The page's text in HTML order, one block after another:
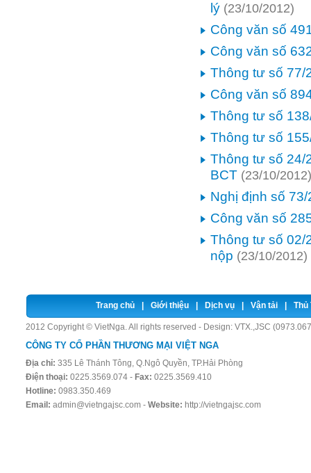
lý (23/10/2012)
Công văn số
Công văn số
Thông tư số 77/
Công văn số
Thông tư số
Thông tư số
Thông tư số 24/
BCT (23/10/2012)
Nghị định số
Công văn số
Thông tư số 02/
nộp (23/10/2012)
Trang chủ Giới thiệu Dịch vụ Vận tải Thủ
2012 Copyright © VietNga. All rights reserved - Design: VTX.,JSC
CÔNG TY CỔ PHẦN THƯƠNG MẠI VIỆT NGA
Địa chỉ: 335 Lê Thánh Tông, Q.Ngô Quyền, TP.Hải Phòng
Điện thoại: 0225.3569.074 - Fax: 0225.3569.410
Hotline: 0983.350.469
Email: admin@vietngajsc.com - Website: http://vietngajsc.com